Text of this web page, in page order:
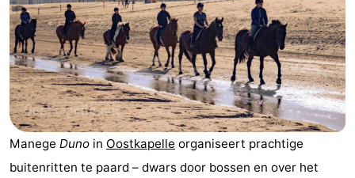
Webcam
Strand
Overnachten
Appartementen
-
Park
-
Manege Duno in Oostkapelle organiseert prachtige
buitenritten te paard – dwars door bossen en over het